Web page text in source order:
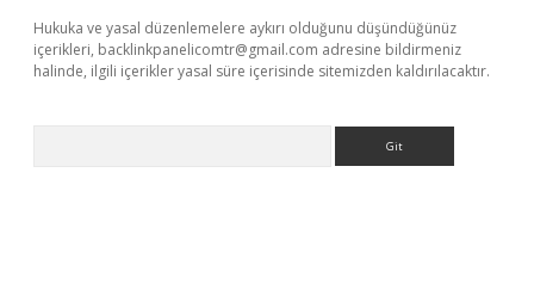
Hukuka ve yasal düzenlemelere aykırı olduğunu düşündüğünüz
içerikleri, backlinkpanelicomtr@gmail.com adresine bildirmeniz
halinde, ilgili içerikler yasal süre içerisinde sitemizden kaldırılacaktır.